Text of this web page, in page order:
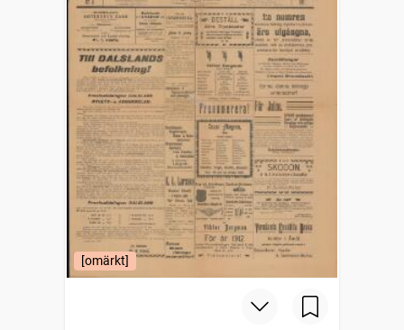
[omärkt]